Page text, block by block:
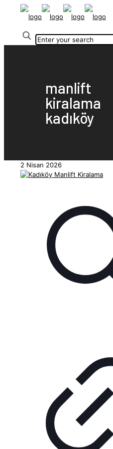
manlift
kiralama
kadıköy
2 Nisan 2026